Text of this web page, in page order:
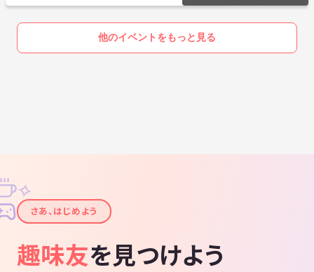
他のイベントをもっと見る
✦
✧
さあ、はじめよう
趣味友を見つけよう